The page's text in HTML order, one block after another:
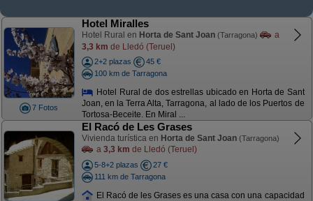
7 Fotos
Hotel Miralles
Hotel Rural en Horta de Sant Joan (Tarragona)
a
3,3 km de Lledó (Teruel)
2+2 plazas
45 €
100 km de Tarragona
Hotel Rural de dos estrellas ubicado en Horta de Sant
Joan, en la Terra Alta, Tarragona, al lado de los Puertos de
Tortosa-Beceite. En Miral ...
El Racó de Les Grases
Vivienda turística en Horta de Sant Joan (Tarragona)
a 3,3 km de Lledó (Teruel)
5-8+2 plazas
27 €
111 km de Tarragona
El Racó de les Grases es una casa con una capacidad